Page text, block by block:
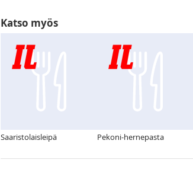
Katso myös
Saaristolaisleipä Pekoni-hernepasta